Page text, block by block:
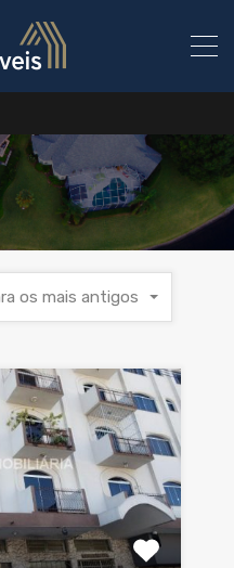
os mais antigos